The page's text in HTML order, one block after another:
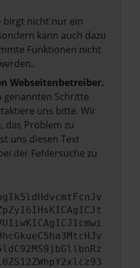
birgt nicht nur ein
kann auch dazu
Funktionen nicht
Webseitenbetreiber.
genannten Schritte
uns bitte. Wir
das Problem zu
uns diesen Text
der Fehlersuche zu